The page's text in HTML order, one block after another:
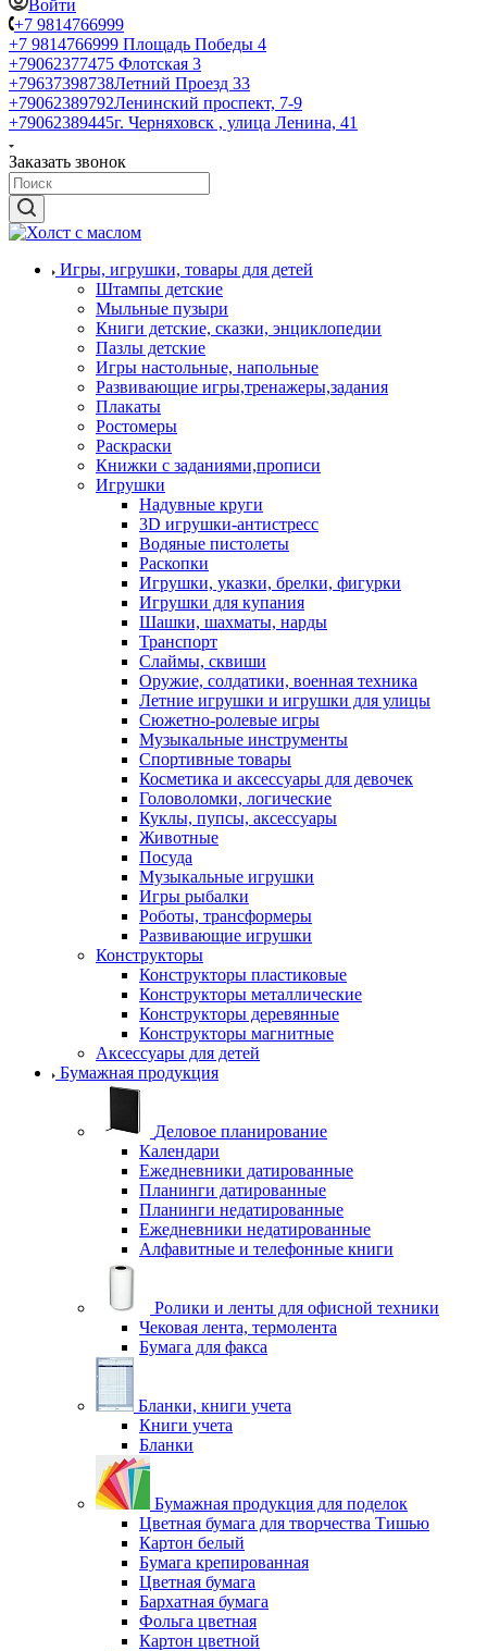
Войти
+7 9814766999
+7 9814766999 Площадь Победы 4
+79062377475 Флотская 3
+79637398738Летний Проезд 33
+79062389792Ленинский проспект, 7-9
+79062389445г. Черняховск , улица Ленина, 41
Заказать звонок
Игры, игрушки, товары для детей
Штампы детские
Мыльные пузыри
Книги детские, сказки, энциклопедии
Пазлы детские
Игры настольные, напольные
Развивающие игры,тренажеры,задания
Плакаты
Ростомеры
Раскраски
Книжки с заданиями,прописи
Игрушки
Надувные круги
3D игрушки-антистресс
Водяные пистолеты
Раскопки
Игрушки, указки, брелки, фигурки
Игрушки для купания
Шашки, шахматы, нарды
Транспорт
Слаймы, сквиши
Оружие, солдатики, военная техника
Летние игрушки и игрушки для улицы
Сюжетно-ролевые игры
Музыкальные инструменты
Спортивные товары
Косметика и аксессуары для девочек
Головоломки, логические
Куклы, пупсы, аксессуары
Животные
Посуда
Музыкальные игрушки
Игры рыбалки
Роботы, трансформеры
Развивающие игрушки
Конструкторы
Конструкторы пластиковые
Конструкторы металлические
Конструкторы деревянные
Конструкторы магнитные
Аксессуары для детей
Бумажная продукция
Деловое планирование
Календари
Ежедневники датированные
Планинги датированные
Планинги недатированные
Ежедневники недатированные
Алфавитные и телефонные книги
Ролики и ленты для офисной техники
Чековая лента, термолента
Бумага для факса
Бланки, книги учета
Книги учета
Бланки
Бумажная продукция для поделок
Цветная бумага для творчества Тишью
Картон белый
Бумага крепированная
Цветная бумага
Бархатная бумага
Фольга цветная
Картон цветной